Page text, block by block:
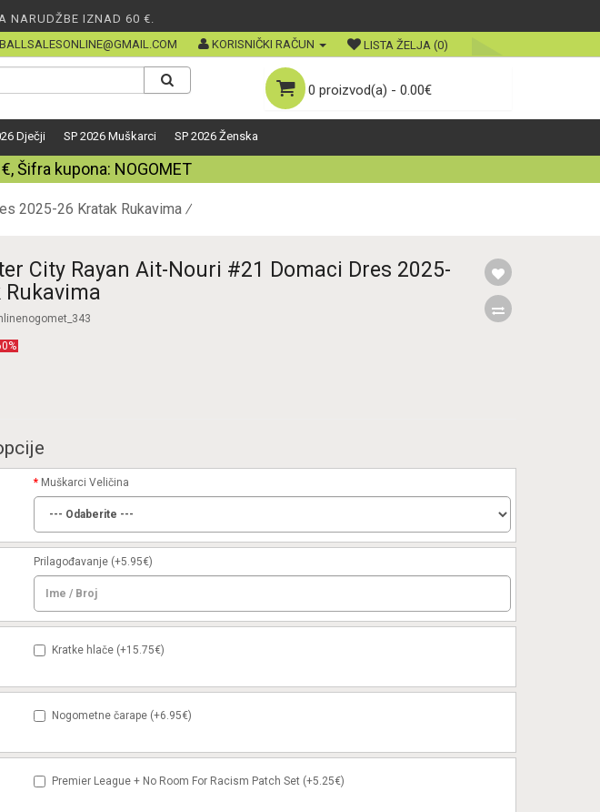
NARUDŽBE IZNAD 60 €.
KORISNIČKI RAČUN LISTA ŽELJA (0)
0 proizvod(a) - 0.00€
Dječji SP 2026 Muškarci SP 2026 Ženska
€, Šifra kupona: NOGOMET
2025-26 Kratak Rukavima
City Rayan Ait-Nouri #21 Domaci Dres 2025-
Muškarci Veličina
Prilagođavanje(+5.95€)
Kratke hlače (+15.75€)
Nogometne čarape (+6.95€)
Premier League + No Room For Racism Patch Set (+5.25€)